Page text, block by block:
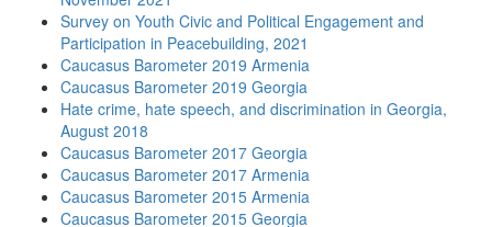
Survey on Youth Civic and Political Engagement and
Participation in Peacebuilding, 2021
Caucasus Barometer 2019 Armenia
Caucasus Barometer 2019 Georgia
Hate crime, hate speech, and discrimination in Georgia,
August 2018
Caucasus Barometer 2017 Georgia
Caucasus Barometer 2017 Armenia
Caucasus Barometer 2015 Armenia
Caucasus Barometer 2015 Georgia